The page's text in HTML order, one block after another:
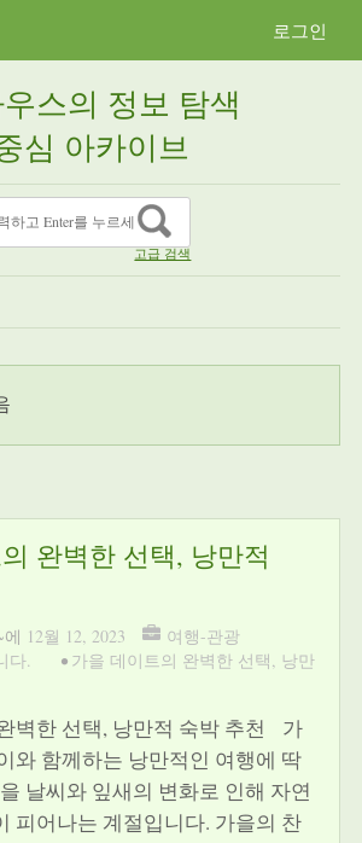
로그인
스의 정보 탐색
심 아카이브
고급 검색
완벽한 선택, 낭만적
에 12월 12, 2023
여행-관광
다.
• 가을 데이트의 완벽한 선택, 낭만
벽한 선택, 낭만적 숙박 추천 가
와 함께하는 낭만적인 여행에 딱
날씨와 잎새의 변화로 인해 자연
피어나는 계절입니다. 가을의 찬